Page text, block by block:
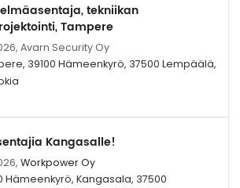
tekniikan
Tampere
Avarn Security Oy
39100 Hämeenkyrö, 37500 Lempäälä,
Kangasalle!
Workpower Oy
Hämeenkyrö, Kangasala, 37500